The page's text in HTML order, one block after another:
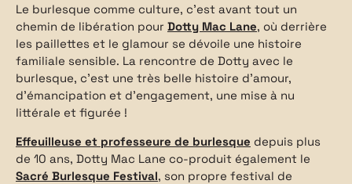
Le burlesque comme culture, c’est avant tout un
chemin de libération pour Dotty Mac Lane, où derrière
les paillettes et le glamour se dévoile une histoire
familiale sensible. La rencontre de Dotty avec le
burlesque, c’est une très belle histoire d’amour,
d’émancipation et d’engagement, une mise à nu
littérale et figurée !
Effeuilleuse et professeure de burlesque depuis plus
de 10 ans, Dotty Mac Lane co-produit également le
Sacré Burlesque Festival, son propre festival de